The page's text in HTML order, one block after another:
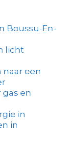
Boussu-En-
licht
naar een
en
in
in